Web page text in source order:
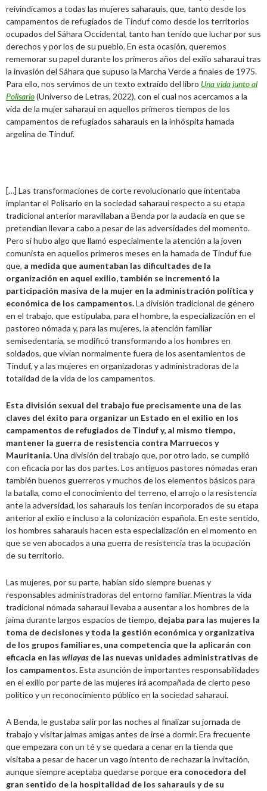
reivindicamos a todas las mujeres saharauis, que, tanto desde los
campamentos de refugiados de Tinduf como desde los territorios
ocupados del Sáhara Occidental, tanto han tenido que luchar por sus
derechos y por los de su pueblo. En esta ocasión, queremos
rememorar su papel durante los primeros años del exilio saharaui tras
la invasión del Sáhara que supuso la Marcha Verde a finales de 1975.
Para ello, nos servimos de un texto extraído del libro Una vida junto al
Polisario(Universo de Letras, 2022), con el cual nos acercamos a la
vida de la mujer saharaui en aquellos primeros tiempos de los
campamentos de refugiados saharauis en la inhóspita hamada
argelina de Tinduf.
[…] Las transformaciones de corte revolucionario que intentaba
implantar el Polisario en la sociedad saharaui respecto a su etapa
tradicional anterior maravillaban a Benda por la audacia en que se
pretendían llevar a cabo a pesar de las adversidades del momento.
Pero si hubo algo que llamó especialmente la atención a la joven
comunista en aquellos primeros meses en la hamada de Tinduf fue
que, a medida que aumentaban las dificultades de la
organización en aquel exilio, también se incrementó la
participación masiva de la mujer en la administración política y
económica de los campamentos.La división tradicional de género
en el trabajo, que estipulaba, para el hombre, la especialización en el
pastoreo nómada y, para las mujeres, la atención familiar
semisedentaria, se modificó transformando a los hombres en
soldados, que vivían normalmente fuera de los asentamientos de
Tinduf, y a las mujeres en organizadoras y administradoras de la
totalidad de la vida de los campamentos.
Esta división sexual del trabajo fue precisamente una de las
claves del éxito para organizar un Estado en el exilio en los
campamentos de refugiados de Tinduf y, al mismo tiempo,
mantener la guerra de resistencia contra Marruecos y
Mauritania.Una división del trabajo que, por otro lado, se cumplió
con eficacia por las dos partes. Los antiguos pastores nómadas eran
también buenos guerreros y muchos de los elementos básicos para
la batalla, como el conocimiento del terreno, el arrojo o la resistencia
ante la adversidad, los saharauis los tenían incorporados de su etapa
anterior al exilio e incluso a la colonización española. En este sentido,
los hombres saharauis hacen esta especialización en el momento en
que se ven abocados a una guerra de resistencia tras la ocupación
de su territorio.
Las mujeres, por su parte, habían sido siempre buenas y
responsables administradoras del entorno familiar. Mientras la vida
tradicional nómada saharaui llevaba a ausentar a los hombres de la
jaima durante largos espacios de tiempo, dejaba para las mujeres la
toma de decisiones y toda la gestión económica y organizativa
de los grupos familiares, una competencia que la aplicarán con
eficacia en las wilayas de las nuevas unidades administrativas de
los campamentos.Esta asunción de importantes responsabilidades
en el exilio por parte de las mujeres irá acompañada de cierto peso
político y un reconocimiento público en la sociedad saharaui.
A Benda, le gustaba salir por las noches al finalizar su jornada de
trabajo y visitar jaimas amigas antes de irse a dormir. Era frecuente
que empezara con un té y se quedara a cenar en la tienda que
visitaba a pesar de hacer un vago intento de rechazar la invitación,
aunque siempre aceptaba quedarse porque era conocedora del
gran sentido de la hospitalidad de los saharauis y de su